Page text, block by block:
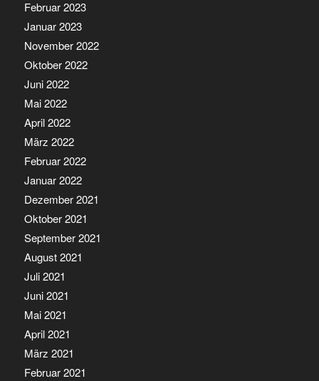
Februar 2023
Januar 2023
November 2022
Oktober 2022
Juni 2022
Mai 2022
April 2022
März 2022
Februar 2022
Januar 2022
Dezember 2021
Oktober 2021
September 2021
August 2021
Juli 2021
Juni 2021
Mai 2021
April 2021
März 2021
Februar 2021